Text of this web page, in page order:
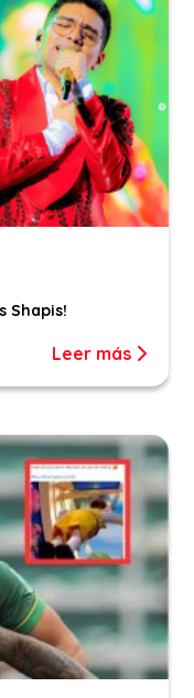
Shapis!
Leer más